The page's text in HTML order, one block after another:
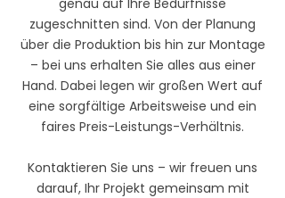
genau auf Ihre Bedürfnisse
zugeschnitten sind. Von der Planung
über die Produktion bis hin zur Montage
– bei uns erhalten Sie alles aus einer
Hand. Dabei legen wir großen Wert auf
eine sorgfältige Arbeitsweise und ein
faires Preis-Leistungs-Verhältnis.
Kontaktieren Sie uns – wir freuen uns
darauf, Ihr Projekt gemeinsam mit